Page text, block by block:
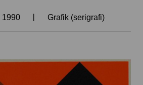
1990 | Grafik (serigrafi)